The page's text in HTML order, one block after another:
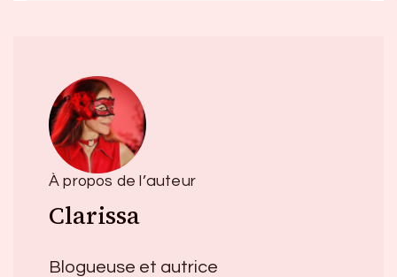
À propos de l’auteur
Clarissa
Blogueuse et autrice